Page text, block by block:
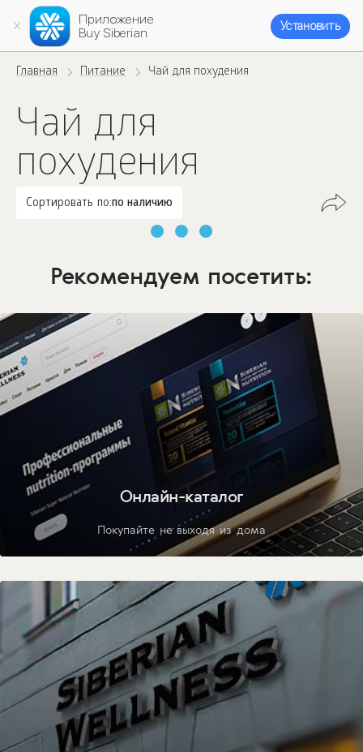
Приложение
Buy Siberian
Установить
Главная Питание Чай для похудения
Чай для
похудения
Сортировать по:по наличию
Рекомендуем посетить:
Онлайн-каталог
Покупайте не выходя из дома